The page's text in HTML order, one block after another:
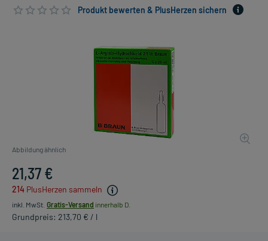
Produkt bewerten & PlusHerzen sichern
Abbildung ähnlich
21,37 €
214 PlusHerzen sammeln
inkl. MwSt. Gratis-Versand innerhalb D.
Grundpreis: 213,70 € / l